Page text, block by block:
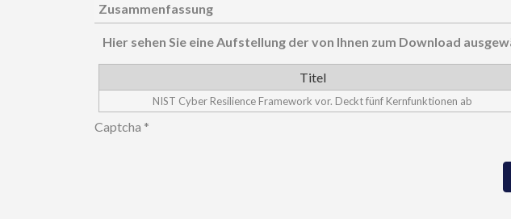
Zusammenfassung
Hier sehen Sie eine Aufstellung der von Ihnen zum Download
Titel
NIST Cyber Resilience Framework vor. Deckt fünf Kernfunktionen ab
Captcha *